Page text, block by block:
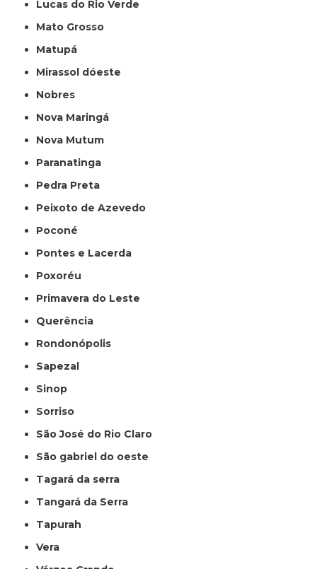
Lucas do Rio Verde
Mato Grosso
Matupá
Mirassol dóeste
Nobres
Nova Maringá
Nova Mutum
Paranatinga
Pedra Preta
Peixoto de Azevedo
Poconé
Pontes e Lacerda
Poxoréu
Primavera do Leste
Querência
Rondonópolis
Sapezal
Sinop
Sorriso
São José do Rio Claro
São gabriel do oeste
Tagará da serra
Tangará da Serra
Tapurah
Vera